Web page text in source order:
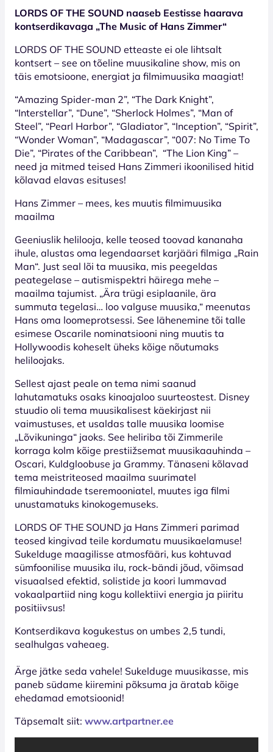
LORDS OF THE SOUND naaseb Eestisse haarava
kontserdikavaga „The Music of Hans Zimmer“
LORDS OF THE SOUND etteaste ei ole lihtsalt
kontsert – see on tõeline muusikaline show, mis on
täis emotsioone, energiat ja filmimuusika maagiat!
“Amazing Spider-man 2”, “The Dark Knight”,
“Interstellar”, “Dune”, “Sherlock Holmes”, “Man of
Steel”, “Pearl Harbor”, “Gladiator”, “Inception”, “Spirit”,
“Wonder Woman”, “Madagascar”, “007: No Time To
Die”, “Pirates of the Caribbean”, “The Lion King” –
need ja mitmed teised Hans Zimmeri ikoonilised hitid
kõlavad elavas esituses!
Hans Zimmer – mees, kes muutis filmimuusika
maailma
Geeniuslik helilooja, kelle teosed toovad kananaha
ihule, alustas oma legendaarset karjääri filmiga „Rain
Man“. Just seal lõi ta muusika, mis peegeldas
peategelase – autismispektri häirega mehe –
maailma tajumist. „Ära trügi esiplaanile, ära
summuta tegelasi… loo valguse muusika,“ meenutas
Hans oma loomeprotsessi. See lähenemine tõi talle
esimese Oscarile nominatsiooni ning muutis ta
Hollywoodis koheselt üheks kõige nõutumaks
heliloojaks.
Sellest ajast peale on tema nimi saanud
lahutamatuks osaks kinoajaloo suurteostest. Disney
stuudio oli tema muusikalisest käekirjast nii
vaimustuses, et usaldas talle muusika loomise
„Lõvikuninga“ jaoks. See heliriba tõi Zimmerile
korraga kolm kõige prestiižsemat muusikaauhinda –
Oscari, Kuldgloobuse ja Grammy. Tänaseni kõlavad
tema meistriteosed maailma suurimatel
filmiauhindade tseremooniatel, muutes iga filmi
unustamatuks kinokogemuseks.
LORDS OF THE SOUND ja Hans Zimmeri parimad
teosed kingivad teile kordumatu muusikaelamuse!
Sukelduge maagilisse atmosfääri, kus kohtuvad
sümfoonilise muusika ilu, rock-bändi jõud, võimsad
visuaalsed efektid, solistide ja koori lummavad
vokaalpartiid ning kogu kollektiivi energia ja piiritu
positiivsus!
Kontserdikava kogukestus on umbes 2,5 tundi,
sealhulgas vaheaeg.
Ärge jätke seda vahele! Sukelduge muusikasse, mis
paneb südame kiiremini põksuma ja äratab kõige
ehedamad emotsioonid!
Täpsemalt siit: www.artpartner.ee